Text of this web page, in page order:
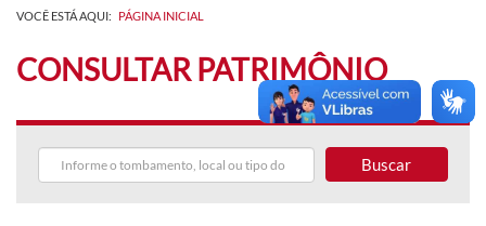
VOCÊ ESTÁ AQUI: PÁGINA INICIAL
CONSULTAR PATRIMÔNIO
Buscar